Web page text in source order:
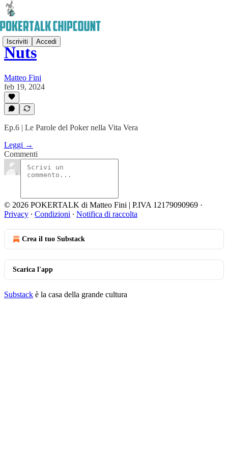
Iscriviti Accedi
Nuts
Matteo Fini
feb 19, 2024
Ep.6 | Le Parole del Poker nella Vita Vera
Leggi →
Commenti
© 2026 POKERTALK di Matteo Fini | P.IVA 12179090969 ·
Privacy ∙ Condizioni ∙ Notifica di raccolta
Crea il tuo Substack
Scarica l'app
Substack è la casa della grande cultura